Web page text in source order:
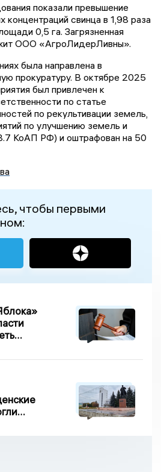
показали превышение
свинца в 1,98 раза
0,5 га. Загрязненная
ООО «АгроЛидерЛивны».
была направлена в
прокуратуру. В октябре 2025
был привлечен к
по статье
по рекультивации земель,
по улучшению земель и
КоАП РФ) и оштрафован на 50
чтобы первыми